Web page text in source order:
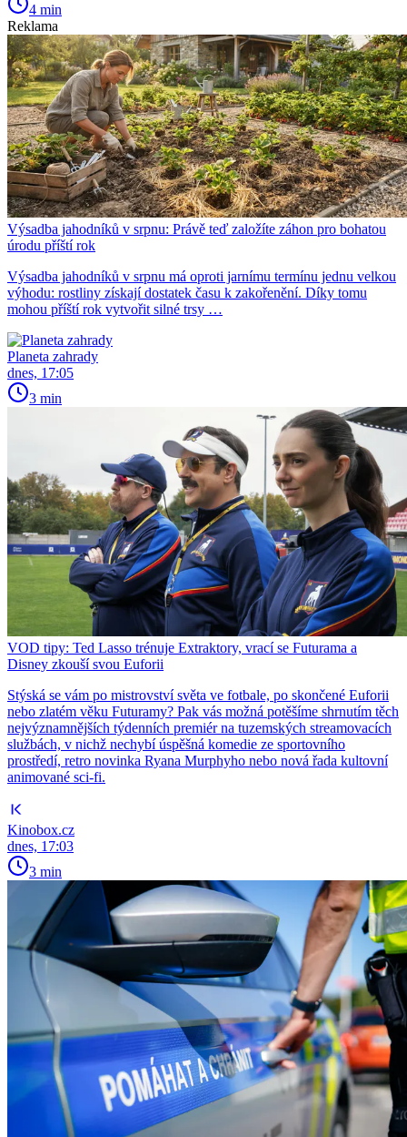
4 min
Reklama
Výsadba jahodníků v srpnu: Právě teď založíte záhon pro bohatou
úrodu příští rok
Výsadba jahodníků v srpnu má oproti jarnímu termínu jednu velkou
výhodu: rostliny získají dostatek času k zakořenění. Díky tomu
mohou příští rok vytvořit silné trsy …
Planeta zahrady
dnes, 17:05
3 min
VOD tipy: Ted Lasso trénuje Extraktory, vrací se Futurama a
Disney zkouší svou Euforii
Stýská se vám po mistrovství světa ve fotbale, po skončené Euforii
nebo zlatém věku Futuramy? Pak vás možná potěšíme shrnutím těch
nejvýznamnějších týdenních premiér na tuzemských streamovacích
službách, v nichž nechybí úspěšná komedie ze sportovního
prostředí, retro novinka Ryana Murphyho nebo nová řada kultovní
animované sci-fi.
Kinobox.cz
dnes, 17:03
3 min